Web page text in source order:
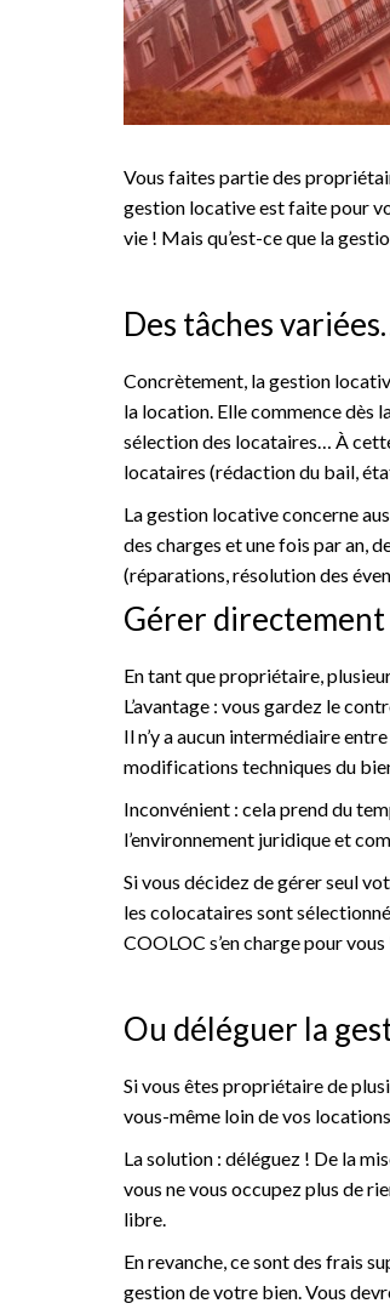
Vous faites partie des
gestion locative est faite pour
vie ! Mais qu’est-ce que la
Des tâches
Concrètement, la gestion
la location. Elle commence dès
sélection des locataires… À
locataires (rédaction du bail,
La gestion locative concerne
des charges et une fois par an,
(réparations, résolution des
Gérer directement
En tant que propriétaire,
L’avantage : vous gardez le
Il n’y a aucun intermédiaire
modifications techniques du
Inconvénient : cela prend du
l’environnement juridique et
Si vous décidez de gérer seul
les colocataires sont
COOLOC s’en charge pour vous
Ou déléguer la
Si vous êtes propriétaire de
vous-même loin de vos
La solution : déléguez ! De la
vous ne vous occupez plus de
libre.
En revanche, ce sont des frais
gestion de votre bien. Vous